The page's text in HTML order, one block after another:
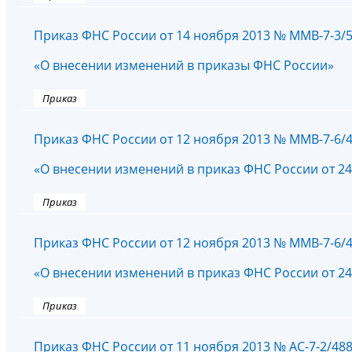
Приказ ФНС России от 14 ноября 2013 № ММВ-7-3/
«О внесении изменений в приказы ФНС России»
Приказ
Приказ ФНС России от 12 ноября 2013 № ММВ-7-6/
«О внесении изменений в приказ ФНС России от
Приказ
Приказ ФНС России от 12 ноября 2013 № ММВ-7-6/
«О внесении изменений в приказ ФНС России от
Приказ
Приказ ФНС России от 11 ноября 2013 № АС-7-2/